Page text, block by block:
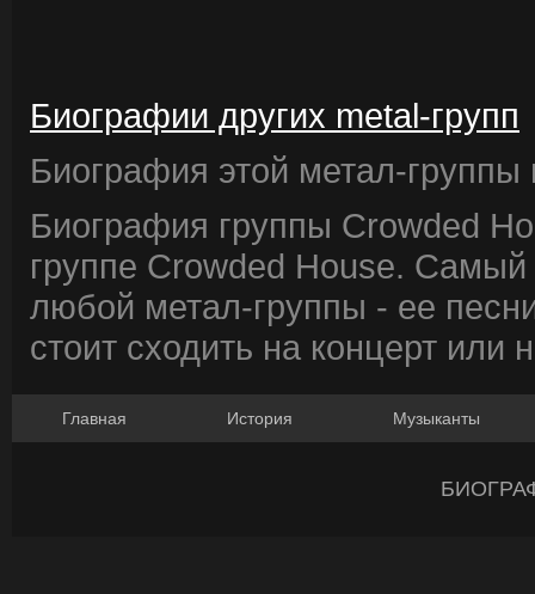
Биографии других metal-групп
Биография этой метал-группы
Биография группы Crowded
группе Crowded House. Самый
любой метал-группы - ее
стоит сходить на концерт или
Главная История Музыканты